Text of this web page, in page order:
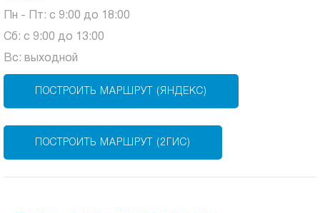
Пн - Пт: с 9:00 до 18:00
Сб: с 9:00 до 13:00
Вс: выходной
ПОСТРОИТЬ МАРШРУТ (ЯНДЕКС)
ПОСТРОИТЬ МАРШРУТ (2ГИС)